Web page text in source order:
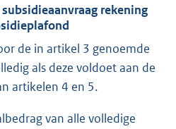
rekening
de in artikel 3 genoemde
als deze voldoet aan de
artikelen 4 en 5.
van alle volledige